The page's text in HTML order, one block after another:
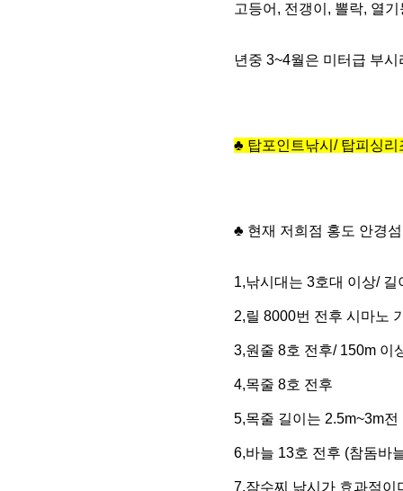
고등어, 전갱이, 뽈락, 열
년중 3~4월은 미터급 부
♣ 탑포인트낚시/ 탑피싱
♣ 현재 저희점 홍도 안경
1,낚시대는 3호대 이상/ 길
2,릴 8000번 전후 시마노
3,원줄 8호 전후/ 150m 이
4,목줄 8호 전후
5,목줄 길이는 2.5m~3m
6,바늘 13호 전후 (참돔바
7,잠수찌 낚시가 효과적이